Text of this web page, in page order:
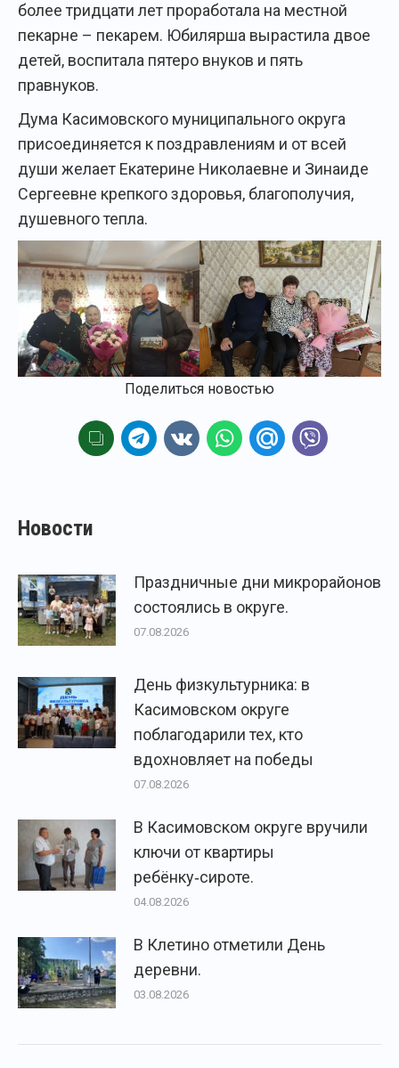
более тридцати лет проработала на местной
пекарне – пекарем. Юбилярша вырастила двое
детей, воспитала пятеро внуков и пять
правнуков.
Дума Касимовского муниципального округа
присоединяется к поздравлениям и от всей
души желает Екатерине Николаевне и Зинаиде
Сергеевне крепкого здоровья, благополучия,
душевного тепла.
Поделиться новостью
Новости
Праздничные дни микрорайонов
состоялись в округе.
07.08.2026
День физкультурника: в
Касимовском округе
поблагодарили тех, кто
вдохновляет на победы
07.08.2026
В Касимовском округе вручили
ключи от квартиры
ребёнку‑сироте.
04.08.2026
В Клетино отметили День
деревни.
03.08.2026